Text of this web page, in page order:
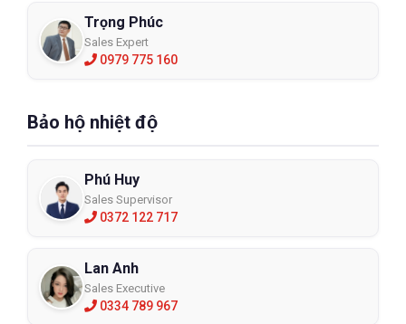
Trọng Phúc
Sales Expert
0979 775 160
Bảo hộ nhiệt độ
Phú Huy
Sales Supervisor
0372 122 717
Lan Anh
Sales Executive
0334 789 967